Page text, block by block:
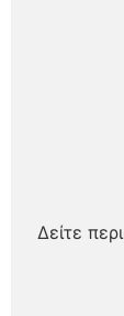
Δείτε